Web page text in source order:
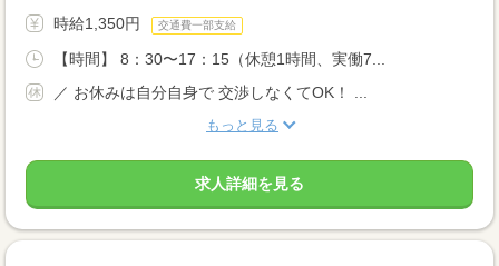
時給1,350円 交通費一部支給
【時間】 8：30〜17：15（休憩1時間、実働7...
／ お休みは自分自身で 交渉しなくてOK！ ...
もっと見る
求人詳細を見る